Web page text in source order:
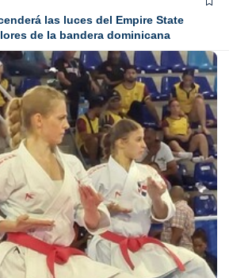
las luces del Empire State
de la bandera dominicana